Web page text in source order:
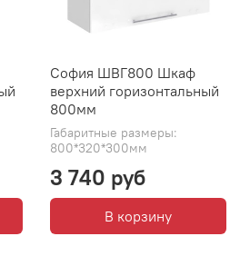
София ШВГ800 Шкаф
верхний горизонтальный
800мм
Габаритные размеры:
800*320*300мм
3 740 руб
В корзину